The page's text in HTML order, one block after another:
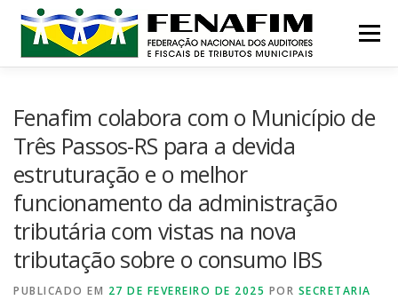
para
conteúdo
Menu
CONTATO INSTITUCIONAL
PRÊMIO
Fenafim colabora com o Município de
Três Passos-RS para a devida
estruturação e o melhor
funcionamento da administração
tributária com vistas na nova
tributação sobre o consumo IBS
PUBLICADO EM 27 DE FEVEREIRO DE 2025 POR SECRETARIA